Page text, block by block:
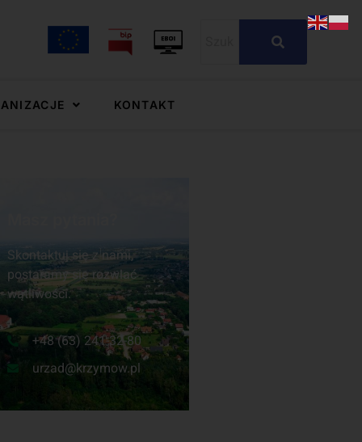
KONTAKT
Skontaktuj się z nami,
postaramy się rozwiać
wątliwości.
+48 (63) 241-32-80
urzad@krzymow.pl